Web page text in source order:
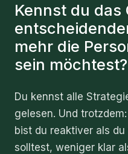
Kennst du das
mehr die
sein möchtest?
Du kennst alle
gelesen. Und
bist du reaktiver als
solltest, weniger klar